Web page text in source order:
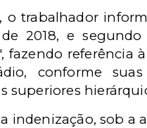
o trabalhador
2018, e
fazendo referência
conforme
superiores
indenização, sob a